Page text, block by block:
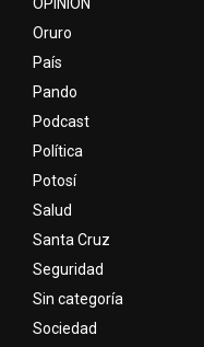
Oruro
País
Pando
Podcast
Política
Potosí
Salud
Santa Cruz
Seguridad
Sin categoría
Sociedad